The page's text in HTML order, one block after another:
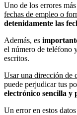
Uno de los errores
fechas de empleo o
detenidamente las
Además, es
el número de teléfono
escritos.
Usar una dirección de
puede perjudicar tus
electrónico sencilla y
Un error en estos